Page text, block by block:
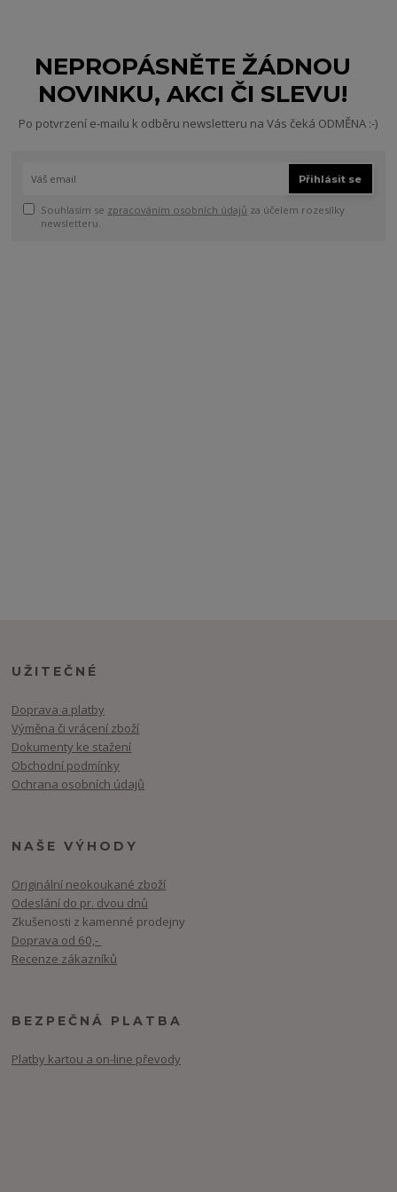
NEPROPÁSNĚTE ŽÁDNOU
NOVINKU, AKCI ČI SLEVU!
Po potvrzení e-mailu k odběru newsletteru na Vás čeká ODMĚNA :-)
Přihlásit se
Souhlasím se zpracováním osobních údajů za účelem rozesílky
newsletteru.
UŽITEČNÉ
Doprava a platby
Výměna či vrácení zboží
Dokumenty ke stažení
Obchodní podmínky
Ochrana osobních údajů
NAŠE VÝHODY
Originální neokoukané zboží
Odeslání do pr. dvou dnů
Zkušenosti z kamenné prodejny
Doprava od 60,-
Recenze zákazníků
BEZPEČNÁ PLATBA
Platby kartou a on-line převody